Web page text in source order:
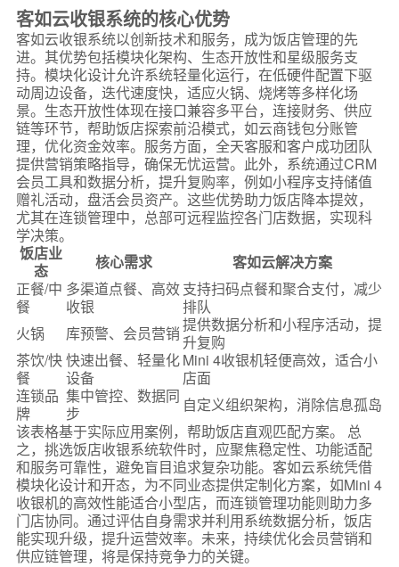
客如云收银系统的核心优势
客如云收银系统以创新技术和服务，成为饭店管理的先
进。其优势包括模块化架构、生态开放性和星级服务支
持。模块化设计允许系统轻量化运行，在低硬件配置下驱
动周边设备，迭代速度快，适应火锅、烧烤等多样化场
景。生态开放性体现在接口兼容多平台，连接财务、供应
链等环节，帮助饭店探索前沿模式，如云商钱包分账管
理，优化资金效率。服务方面，全天客服和客户成功团队
提供营销策略指导，确保无忧运营。此外，系统通过CRM
会员工具和数据分析，提升复购率，例如小程序支持储值
赠礼活动，盘活会员资产。这些优势助力饭店降本提效，
尤其在连锁管理中，总部可远程监控各门店数据，实现科
学决策。
饭店业
态
核心需求
客如云解决方案
正餐/中
餐
多渠道点餐、高效
收银
支持扫码点餐和聚合支付，减少
排队
火锅
库预警、会员营销提供数据分析和小程序活动，提
升复购
茶饮/快
餐
快速出餐、轻量化
设备
Mini 4收银机轻便高效，适合小
店面
连锁品
牌
集中管控、数据同
步
自定义组织架构，消除信息孤岛
该表格基于实际应用案例，帮助饭店直观匹配方案。 总
之，挑选饭店收银系统软件时，应聚焦稳定性、功能适配
和服务可靠性，避免盲目追求复杂功能。客如云系统凭借
模块化设计和开态，为不同业态提供定制化方案，如Mini 4
收银机的高效性能适合小型店，而连锁管理功能则助力多
门店协同。通过评估自身需求并利用系统数据分析，饭店
能实现升级，提升运营效率。未来，持续优化会员营销和
供应链管理，将是保持竞争力的关键。